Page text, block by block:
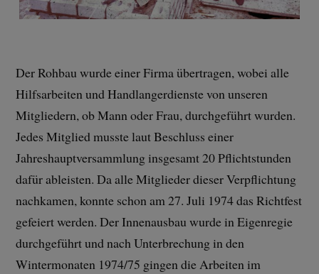
Der Rohbau wurde einer Firma übertragen, wobei alle
Hilfsarbeiten und Handlangerdienste von unseren
Mitgliedern, ob Mann oder Frau, durchgeführt wurden.
Jedes Mitglied musste laut Beschluss einer
Jahreshauptversammlung insgesamt 20 Pflichtstunden
dafür ableisten. Da alle Mitglieder dieser Verpflichtung
nachkamen, konnte schon am 27. Juli 1974 das Richtfest
gefeiert werden. Der Innenausbau wurde in Eigenregie
durchgeführt und nach Unterbrechung in den
Wintermonaten 1974/75 gingen die Arbeiten im